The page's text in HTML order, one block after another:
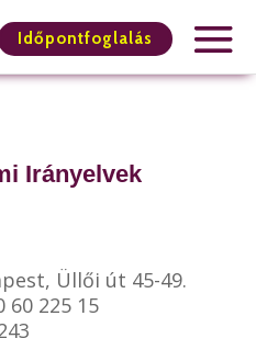
Időpontfoglalás
Irányelvek
Üllői út 45-49.
60 225 15